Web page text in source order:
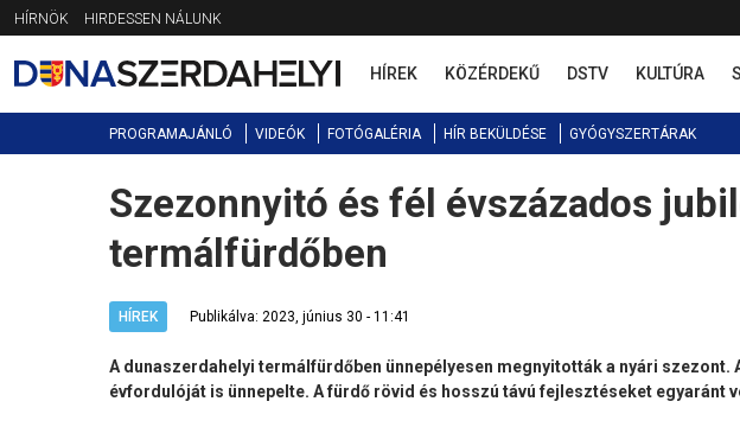
Jump
to
navigation
HÍRNÖK HIRDESSEN NÁLUNK
HÍREK KÖZÉRDEKŰ DSTV KULTÚRA
PROGRAMAJÁNLÓ VIDEÓK FOTÓGALÉRIA HÍR BEKÜLDÉSE GYÓGYSZERTÁRAK
Back
to
top
Szezonnyitó és fél évszázados
termálfürdőben
HÍREK Publikálva: 2023, június 30 - 11:41
A dunaszerdahelyi termálfürdőben ünnepélyesen megnyitották a nyári szezont.
évfordulóját is ünnepelte. A fürdő rövid és hosszú távú fejlesztéseket egyaránt